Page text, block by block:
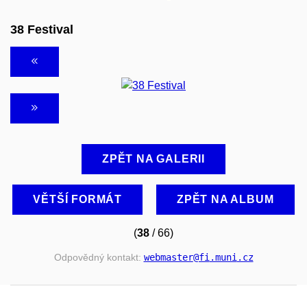
38 Festival
ZPĚT NA GALERII
VĚTŠÍ FORMÁT ZPĚT NA ALBUM
(38 / 66)
Odpovědný kontakt: webmaster@fi.muni.cz